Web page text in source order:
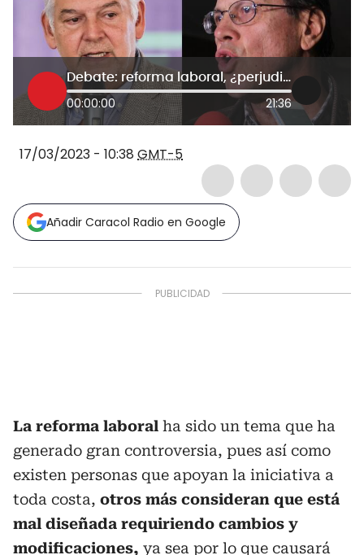
Debate: reforma laboral, ¿perjudica o impulsa la generación de empleo?
00:00:00 21:36
17/03/2023 - 10:38 GMT-5
Añadir Caracol Radio en Google
La reforma laboral ha sido un tema que ha
generado gran controversia, pues así como
existen personas que apoyan la iniciativa a
toda costa, otros más consideran que está
mal diseñada requiriendo cambios y
modificaciones, ya sea por lo que causará